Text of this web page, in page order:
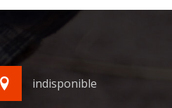
indisponible